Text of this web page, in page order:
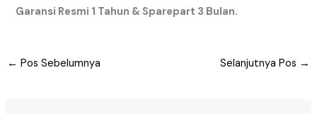
Garansi Resmi 1 Tahun & Sparepart 3 Bulan.
← Pos Sebelumnya Selanjutnya Pos →